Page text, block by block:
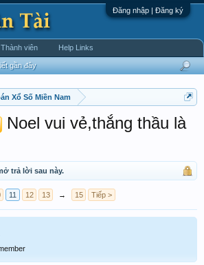
Đăng nhập | Đăng ký
Xổ Số Miền Nam
Noel vui vẻ,thắng thầu là
trả lời sau này.
11 12 13 → 15 Tiếp >
gần đây
Thành viên Help Links